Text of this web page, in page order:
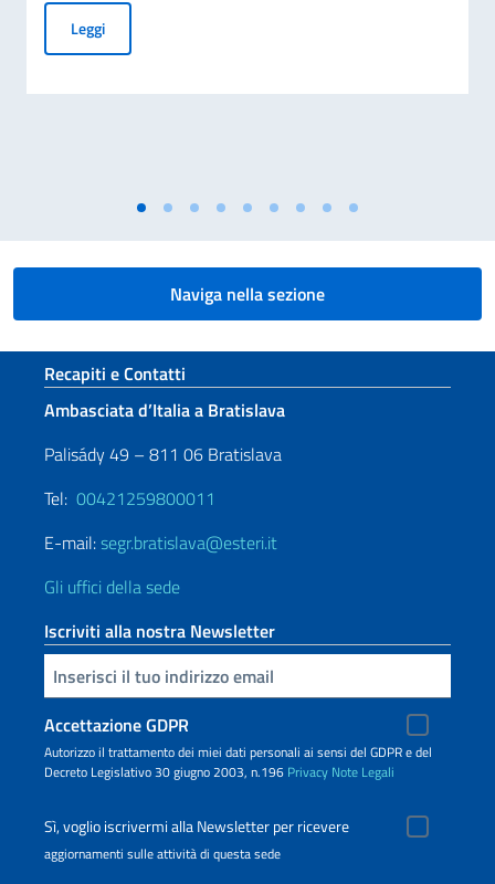
LeggiAvviso di assunzione
Naviga nella sezione
Sezione footer
Recapiti e Contatti
Ambasciata d’Italia a Bratislava
Palisády 49 – 811 06 Bratislava
Tel: 00421259800011
E-mail:segr.bratislava@esteri.it
Gli uffici della sede
Iscriviti alla nostra Newsletter
Inserisci la tua email
Accettazione GDPR
Autorizzo il trattamento dei miei dati personali ai sensi del GDPR e del
Decreto Legislativo 30 giugno 2003, n.196 Privacy Note Legali
Sì, voglio iscrivermi alla Newsletter per ricevere
aggiornamenti sulle attività di questa sede